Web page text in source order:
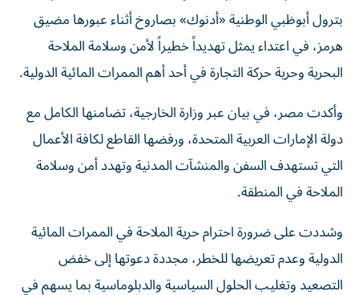
بترول أبوظبي الوطنية «أدنوك» بصاروخ أثناء عبورها مضيق
هرمز، في اعتداء يمثل تهديداً خطيراً لأمن وسلامة الملاحة
البحرية وحرية حركة التجارة في أحد أهم الممرات المائية الدولية.
وأكدت مصر، في بيان عبر وزارة الخارجية، تضامنها الكامل مع
دولة الإمارات العربية المتحدة، ورفضها القاطع لكافة الأعمال
التي تستهدف السفن والمنشآت المدنية وتهدد أمن وسلامة
الملاحة في المنطقة.
وشددت على ضرورة احترام حرية الملاحة في الممرات المائية
الدولية وعدم تعريضها للخطر، مجددة دعوتها إلى خفض
التصعيد وتغليب الحلول السياسية والدبلوماسية بما يسهم في